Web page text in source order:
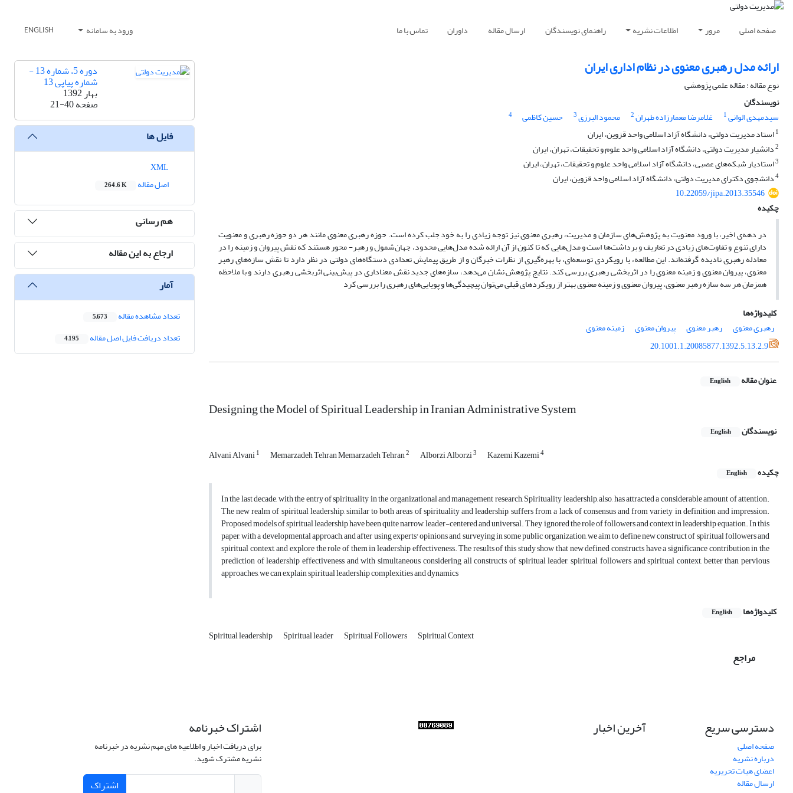
صفحه اصلی مرور اطلاعات نشریه راهنمای نویسندگان ارسال مقاله داوران تماس با ما ورود به سامانه ENGLISH
ارائه مدل رهبری معنوی در نظام اداری ایران
نوع مقاله : مقاله علمی پژوهشی
نویسندگان
سیدمهدی الوانی1 غلامرضا معمارزاده طهران2 محمود البرزی3 حسین کاظمی
4
1استاد مدیریت دولتی، دانشگاه آزاد اسلامی واحد قزوین، ایران
2دانشیار مدیریت دولتی، دانشگاه آزاد اسلامی واحد علوم و تحقیقات، تهران، ایران
3استادیار شبکه‌های عصبی، دانشگاه آزاد اسلامی واحد علوم و تحقیقات، تهران، ایران
4دانشجوی دکترای مدیریت دولتی، دانشگاه آزاد اسلامی واحد قزوین، ایران
10.22059/jipa.2013.35546
چکیده
در دهه‌ی اخیر، با ورود معنویت به پژوهش‌های سازمان و مدیریت، رهبری معنوی نیز توجه زیادی را به خود جلب کرده است. حوزه رهبری معنوی مانند هر دو حوزه رهبری و معنویت
دارای تنوع و تفاوت‌های زیادی در تعاریف و برداشت‌ها است و مدل‌هایی که تا کنون از آن ارائه شده مدل‌هایی محدود، جهان‌شمول و رهبر- محور هستند که نقش پیروان و زمینه را در
معادله رهبری نادیده گرفته‌اند. این مطالعه، با رویکردی توسعه‌ای، با بهره‌گیری از نظرات خبرگان و از طریق پیمایش تعدادی دستگاه‌های دولتی در نظر دارد تا نقش سازه‌های رهبر
معنوی، پیروان معنوی و زمینه معنوی را در اثربخشی رهبری بررسی کند. نتایج پژوهش نشان می‌دهد، سازه‌های جدید نقش معناداری در پیش‌بینی اثربخشی رهبری دارند و با ملاحظه
همزمان هر سه سازه رهبر معنوی، پیروان معنوی و زمینه معنوی بهتر از رویکردهای قبلی می‌توان پیچیدگی‌ها و پویایی‌های رهبری را بررسی کرد
کلیدواژه‌ها
رهبری معنوی
رهبر معنوی پیروان معنوی
زمینه معنوی
20.1001.1.20085877.1392.5.13.2.9
عنوان مقاله English
Designing the Model of Spiritual Leadership in Iranian Administrative System
نویسندگان English
Alvani Alvani1 Memarzadeh Tehran Memarzadeh Tehran2 Alborzi Alborzi3 Kazemi Kazemi4
چکیده English
In the last decade, with the entry of spirituality in the organizational and management research, Spirituality leadership, also, has attracted a considerable amount of attention.
The new realm of spiritual leadership, similar to both areas of spirituality and leadership, suffers from a lack of consensus and from variety in definition and impression.
Proposed models of spiritual leadership have been quite narrow, leader-centered and universal. They ignored the role of followers and context in leadership equation. In this
paper, with a developmental approach, and after using experts' opinions and surveying in some public organization, we aim to define new construct of spiritual followers and
spiritual context, and explore the role of them in leadership effectiveness. The results of this study show that new defined constructs have a significance contribution in the
prediction of leadership effectiveness and with simultaneous considering all constructs of spiritual leader, spiritual followers and spiritual context, better than pervious
approaches, we can explain spiritual leadership complexities and dynamics
کلیدواژه‌ها English
Spiritual leadership Spiritual leader Spiritual Followers Spiritual Context
مراجع
دوره 5، شماره 13 -
شماره پیاپی 13
بهار 1392
صفحه21-40
فایل ها
اصل مقاله
264.6 K
هم رسانی
ارجاع به این مقاله
آمار
تعداد مشاهده مقاله 5,673
تعداد دریافت فایل اصل مقاله 4,195
دسترسی سریع
صفحه اصلی
درباره نشریه
اعضای هیات تحریریه
ارسال مقاله
آخرین اخبار اشتراک خبرنامه
برای دریافت اخبار و اطلاعیه های مهم نشریه در خبرنامه
نشریه مشترک شوید.
اشتراک